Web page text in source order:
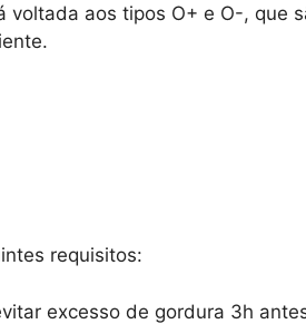
aos tipos O+ e O-, que
requisitos:
excesso de gordura 3h